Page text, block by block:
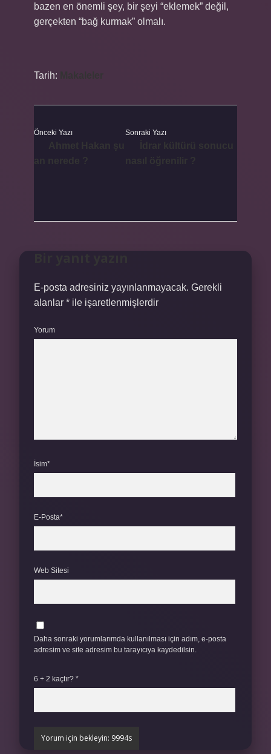
bazen en önemli şey, bir şeyi “eklemek” değil,
gerçekten “bağ kurmak” olmalı.
Tarih:
Önceki Yazı Sonraki Yazı
E-posta adresiniz yayınlanmayacak. Gerekli
alanlar * ile işaretlenmişlerdir
Yorum
İsim*
E-Posta*
Web Sitesi
Daha sonraki yorumlarımda kullanılması için adım, e-posta
adresim ve site adresim bu tarayıcıya kaydedilsin.
6 + 2 kaçtır? *